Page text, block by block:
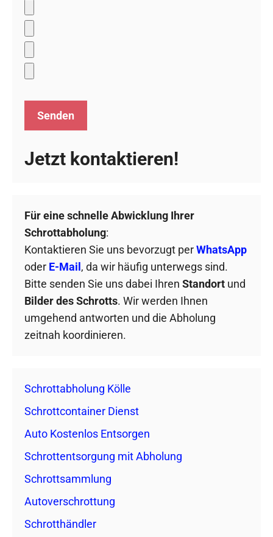
Jetzt kontaktieren!
Für eine schnelle Abwicklung Ihrer
Schrottabholung:
Kontaktieren Sie uns bevorzugt perWhatsApp
oder E-Mail , da wir häufig unterwegs sind.
Bitte senden Sie uns dabei Ihren Standort und
Bilder des Schrotts. Wir werden Ihnen
umgehend antworten und die Abholung
zeitnah koordinieren.
Schrottabholung Kölle
Schrottcontainer Dienst
Auto Kostenlos Entsorgen
Schrottentsorgung mit Abholung
Schrottsammlung
Autoverschrottung
Schrotthändler